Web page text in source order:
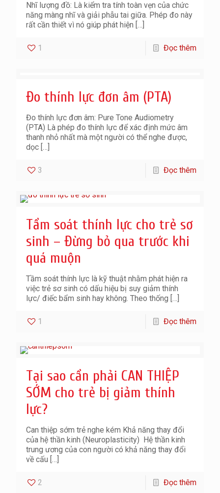
Nhĩ lượng đồ: Là kiểm tra tính toàn vẹn của chức
năng màng nhĩ và giải phẫu tai giữa. Phép đo này
rất cần thiết vì nó giúp phát hiện […]
1 Đọc thêm
Đo thính lực đơn âm (PTA)
Đo thính lực đơn âm: Pure Tone Audiometry
(PTA) Là phép đo thính lực để xác định mức âm
thanh nhỏ nhất mà một người có thể nghe được,
dọc […]
3 Đọc thêm
Tầm soát thính lực cho trẻ sơ
sinh – Đừng bỏ qua trước khi
quá muộn
Tầm soát thính lực là kỹ thuật nhằm phát hiện ra
việc trẻ sơ sinh có dấu hiệu bị suy giảm thính
lực/ điếc bẩm sinh hay không. Theo thống […]
1 Đọc thêm
Tại sao cần phải CAN THIỆP
SỚM cho trẻ bị giảm thính
lực?
Can thiệp sớm trẻ nghe kém Khả năng thay đổi
của hệ thần kinh (Neuroplasticity) Hệ thần kinh
trung ương của con người có khả năng thay đổi
về cấu […]
2 Đọc thêm